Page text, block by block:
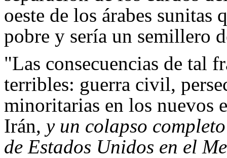
oeste de los árabes sunitas
pobre y sería un semillero
"Las consecuencias de tal
terribles: guerra civil,
minoritarias en los nuevos
Irán, y un colapso
de Estados Unidos en el